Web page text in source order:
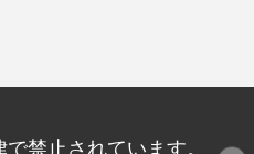
禁止されています。